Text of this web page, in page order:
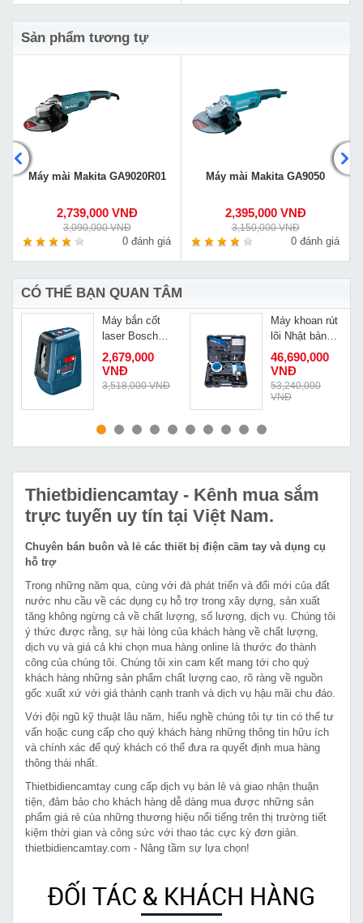
Sản phẩm tương tự
Máy mài Makita GA9020R01
2,739,000 VNĐ
3,090,000 VNĐ
0 đánh giá
Máy mài Makita GA9050
2,395,000 VNĐ
3,150,000 VNĐ
0 đánh giá
CÓ THỂ BẠN QUAN TÂM
MUA NGAY
Máy bắn cốt
laser Bosch
GLL 3X
2,679,000
VNĐ
3,518,000 VNĐ
MUA NGAY
Máy khoan rút
lõi Nhật bản
Shibuya
TS092ASC
46,690,000
VNĐ
53,240,000
VNĐ
Thietbidiencamtay - Kênh mua sắm
trực tuyến uy tín tại Việt Nam.
Chuyên bán buôn và lẻ các thiết bị điện cầm tay và dụng cụ
hỗ trợ
Trong những năm qua, cùng với đà phát triển và đổi mới của đất
nước nhu cầu về các dụng cụ hỗ trợ trong xây dựng, sản xuất
tăng không ngừng cả về chất lượng, số lượng, dịch vụ. Chúng tôi
ý thức được rằng, sự hài lòng của khách hàng về chất lượng,
dịch vụ và giá cả khi chọn mua hàng online là thước đo thành
công của chúng tôi. Chúng tôi xin cam kết mang tới cho quý
khách hàng những sản phẩm chất lượng cao, rõ ràng về nguồn
gốc xuất xứ với giá thành cạnh tranh và dịch vụ hậu mãi chu đáo.
Với đội ngũ kỹ thuật lâu năm, hiểu nghề chúng tôi tự tin có thể tư
vấn hoặc cung cấp cho quý khách hàng những thông tin hữu ích
và chính xác để quý khách có thể đưa ra quyết định mua hàng
thông thái nhất.
Thietbidiencamtay cung cấp dịch vụ bán lẻ và giao nhận thuận
tiện, đảm bảo cho khách hàng dễ dàng mua được những sản
phẩm giá rẻ của những thương hiệu nổi tiếng trên thị trường tiết
kiệm thời gian và công sức với thao tác cực kỳ đơn giản.
thietbidiencamtay.com - Nâng tầm sự lựa chọn!
ĐỐI TÁC & KHÁCH HÀNG